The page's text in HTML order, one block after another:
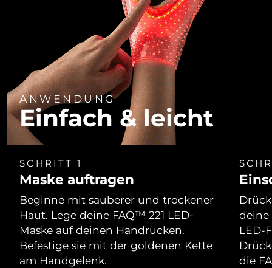
ANWENDUNG
Einfach & leicht
SCHRITT 1
Maske auftragen
Beginne mit sauberer und trockener
Haut. Lege deine FAQ™ 221 LED-
Maske auf deinen Handrücken.
Befestige sie mit der goldenen Kette
am Handgelenk.
deine
LED-
die